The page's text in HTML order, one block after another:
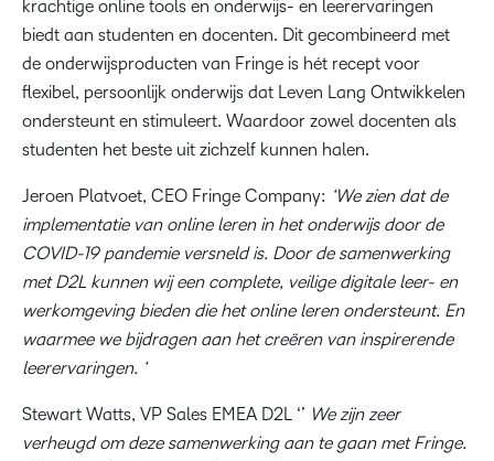
krachtige online tools en onderwijs- en leerervaringen
biedt aan studenten en docenten. Dit gecombineerd met
de onderwijsproducten van Fringe is hét recept voor
flexibel, persoonlijk onderwijs dat Leven Lang Ontwikkelen
ondersteunt en stimuleert. Waardoor zowel docenten als
studenten het beste uit zichzelf kunnen halen.
Jeroen Platvoet, CEO Fringe Company: ‘We zien dat de
implementatie van online leren in het onderwijs door de
COVID-19 pandemie versneld is. Door de samenwerking
met D2L kunnen wij een complete, veilige digitale leer- en
werkomgeving bieden die het online leren ondersteunt. En
waarmee we bijdragen aan het creëren van inspirerende
leerervaringen. ‘
Stewart Watts, VP Sales EMEA D2L ‘’ We zijn zeer
verheugd om deze samenwerking aan te gaan met Fringe.